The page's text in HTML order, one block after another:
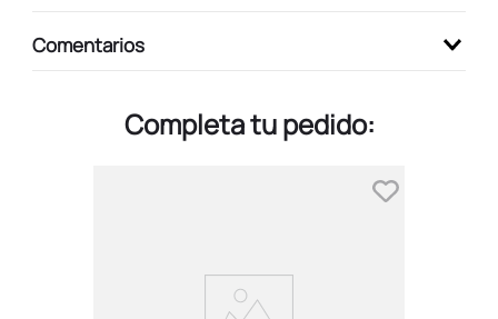
Comentarios
Completa tu pedido: